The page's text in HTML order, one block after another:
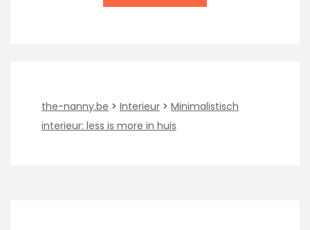
the-nanny.be > Interieur > Minimalistisch
interieur: less is more in huis